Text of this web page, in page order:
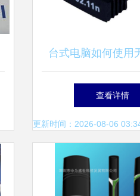
台式电脑如何使用
无线网卡指南
查看详情
更新时间：2026-08-06